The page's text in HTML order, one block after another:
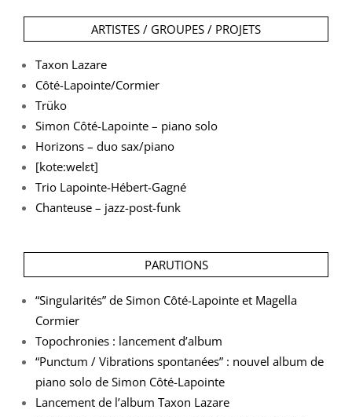
ARTISTES / GROUPES / PROJETS
Taxon Lazare
Côté-Lapointe/Cormier
Trüko
Simon Côté-Lapointe – piano solo
Horizons – duo sax/piano
[kote:welɛt]
Trio Lapointe-Hébert-Gagné
Chanteuse – jazz-post-funk
PARUTIONS
“Singularités” de Simon Côté-Lapointe et Magella
Cormier
Topochronies : lancement d’album
“Punctum / Vibrations spontanées” : nouvel album de
piano solo de Simon Côté-Lapointe
Lancement de l’album Taxon Lazare